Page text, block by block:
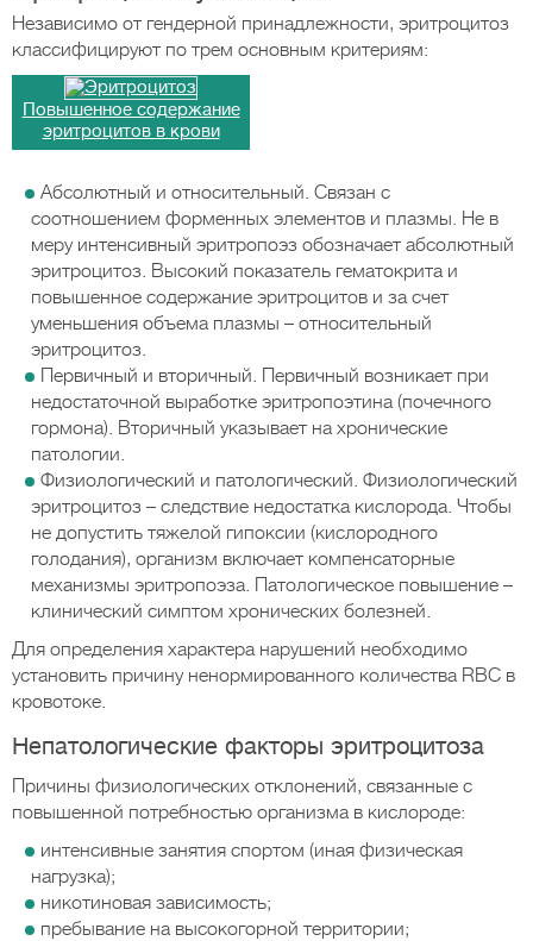
Независимо от гендерной принадлежности, эритроцитоз
классифицируют по трем основным критериям:
Повышенное содержание
эритроцитов в крови
Абсолютный и относительный. Связан с
соотношением форменных элементов и плазмы. Не в
меру интенсивный эритропоэз обозначает абсолютный
эритроцитоз. Высокий показатель гематокрита и
повышенное содержание эритроцитов и за счет
уменьшения объема плазмы – относительный
эритроцитоз.
Первичный и вторичный. Первичный возникает при
недостаточной выработке эритропоэтина (почечного
гормона). Вторичный указывает на хронические
патологии.
Физиологический и патологический. Физиологический
эритроцитоз – следствие недостатка кислорода. Чтобы
не допустить тяжелой гипоксии (кислородного
голодания), организм включает компенсаторные
механизмы эритропоэза. Патологическое повышение –
клинический симптом хронических болезней.
Для определения характера нарушений необходимо
установить причину ненормированного количества RBC в
кровотоке.
Непатологические факторы эритроцитоза
Причины физиологических отклонений, связанные с
повышенной потребностью организма в кислороде:
интенсивные занятия спортом (иная физическая
нагрузка);
никотиновая зависимость;
пребывание на высокогорной территории;